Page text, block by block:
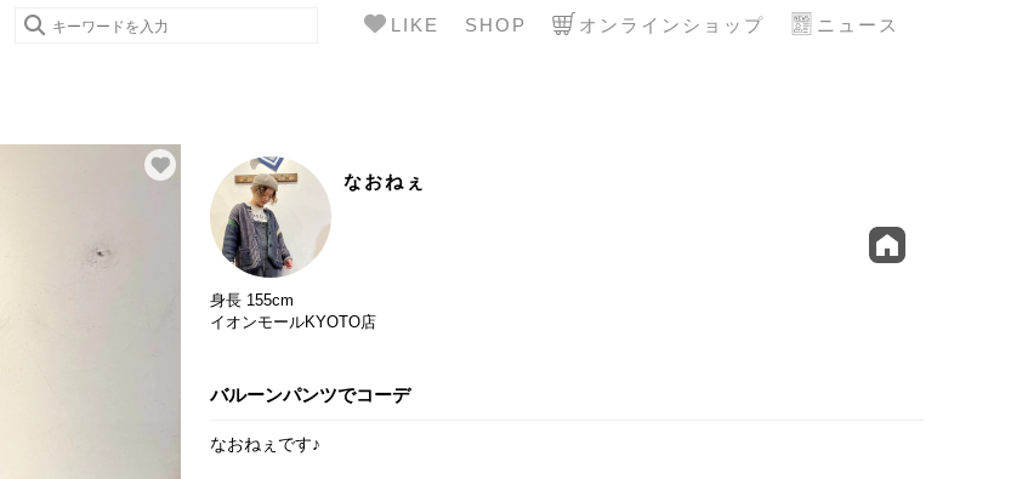
LIKE SHOP オンラインショップ ニュース
なおねぇ
身長 155cm
イオンモールKYOTO店
バルーンパンツでコーデ
なおねぇです♪